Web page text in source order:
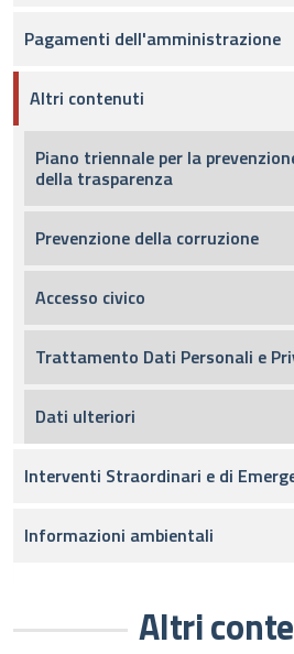
Pagamenti dell'amministrazione
Altri contenuti
Piano triennale per la
della trasparenza
Prevenzione della corruzione
Accesso civico
Trattamento Dati Personali e
Dati ulteriori
Interventi Straordinari e di
Informazioni ambientali
Altri